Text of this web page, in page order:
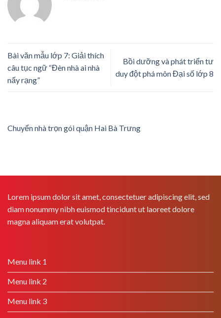
Bài văn mẫu lớp 7: Giải thích
câu tục ngữ “Đèn nhà ai nhà
nấy rạng”
Bồi dưỡng và phát triển tư
duy đột phá môn Đại số lớp 8
Chuyển nhà trọn gói quận Hai Bà Trưng
Lorem ipsum dolor sit amet, consectetuer adipiscing elit, sed
diam nonummy nibh euismod tincidunt ut laoreet dolore
magna aliquam erat volutpat.
Menu link 1
Menu link 2
Menu link 3